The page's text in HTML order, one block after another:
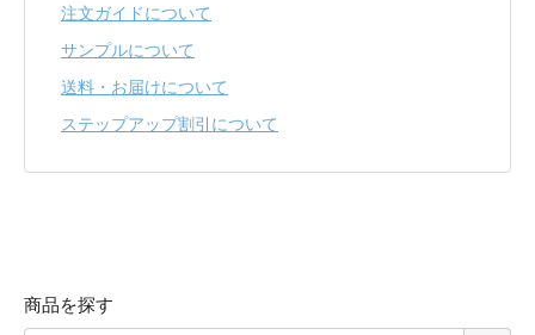
注文ガイドについて
サンプルについて
送料・お届けについて
ステップアップ割引について
商品を探す